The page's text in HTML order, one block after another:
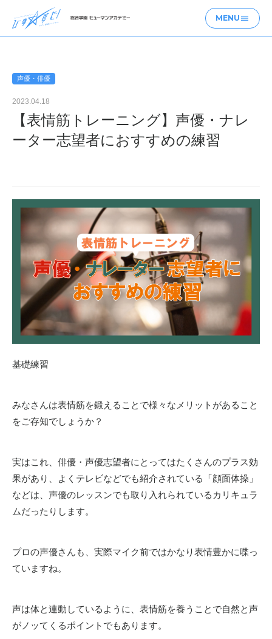
MENU menu
声優・俳優
2023.04.18
【表情筋トレーニング】声優・ナレ
ーター志望者におすすめの練習
基礎練習
みなさんは表情筋を鍛えることで様々なメリットがあること
をご存知でしょうか？
実はこれ、俳優・声優志望者にとってはたくさんのプラス効
果があり、よくテレビなどでも紹介されている「顔面体操」
などは、声優のレッスンでも取り入れられているカリキュラ
ムだったりします。
プロの声優さんも、実際マイク前ではかなり表情豊かに喋っ
ていますね。
声は体と連動しているように、表情筋を養うことで自然と声
がノッてくるポイントでもあります。